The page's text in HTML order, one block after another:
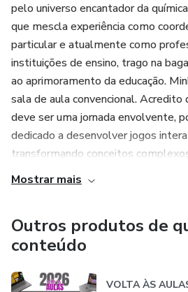
pelo universo encantador da
que mescla experiência como
particular e atualmente como
instituições de ensino, trago na
ao aprimoramento da educação.
sala de aula convencional. Acredito
deve ser uma jornada envolvente,
dedicado a desenvolver jogos
transformando conceitos complexos
Mostrar mais
Outros produtos de
conteúdo
VOLTA ÀS